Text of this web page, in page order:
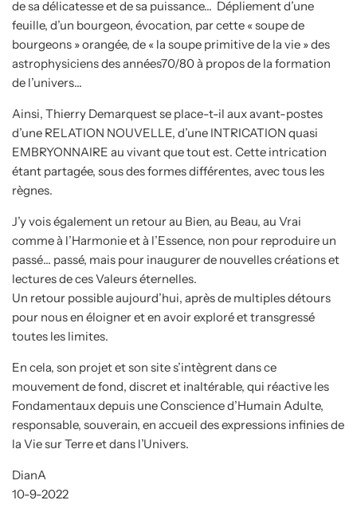
de sa délicatesse et de sa puissance… Dépliement d’une
feuille, d’un bourgeon, évocation, par cette « soupe de
bourgeons » orangée, de « la soupe primitive de la vie » des
astrophysiciens des années70/80 à propos de la formation
de l’univers…
Ainsi, Thierry Demarquest se place-t-il aux avant-postes
d’une RELATION NOUVELLE, d’une INTRICATION quasi
EMBRYONNAIRE au vivant que tout est. Cette intrication
étant partagée, sous des formes différentes, avec tous les
règnes.
J’y vois également un retour au Bien, au Beau, au Vrai
comme à l’Harmonie et à l’Essence, non pour reproduire un
passé… passé, mais pour inaugurer de nouvelles créations et
lectures de ces Valeurs éternelles.
Un retour possible aujourd’hui, après de multiples détours
pour nous en éloigner et en avoir exploré et transgressé
toutes les limites.
En cela, son projet et son site s’intègrent dans ce
mouvement de fond, discret et inaltérable, qui réactive les
Fondamentaux depuis une Conscience d’Humain Adulte,
responsable, souverain, en accueil des expressions infinies de
la Vie sur Terre et dans l’Univers.
DianA
10-9-2022